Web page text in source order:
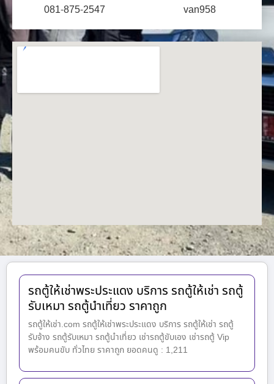
081-875-2547 van958
รถตู้ให้เช่าพระประแดง บริการ รถตู้ให้เช่า รถตู้
รับเหมา รถตู้นำเที่ยว ราคาถูก
รถตู้ให้เช่า.com รถตู้ให้เช่าพระประแดง บริการ รถตู้ให้เช่า รถตู้
รับจ้าง รถตู้รับเหมา รถตู้นำเที่ยว เช่ารถตู้ขับเอง เช่ารถตู้ Vip
พร้อมคนขับ ทั่วไทย ราคาถูก ยอดคนดู : 1,211